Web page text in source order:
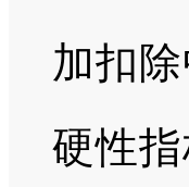
加扣
硬性